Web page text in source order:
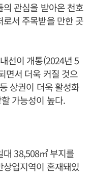
관심을 받아온 천호
서 주목받을 만한 곳
선이 개통(2024년 5
면서 더욱 커질 것으
상권이 더욱 활성화
가능성이 높다.
대 38,508㎡ 부지를
업지역이 혼재돼있